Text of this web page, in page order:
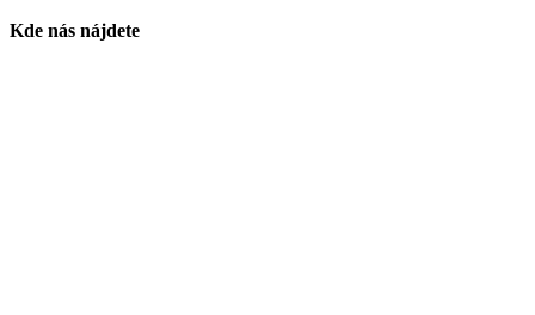
Kde nás nájdete